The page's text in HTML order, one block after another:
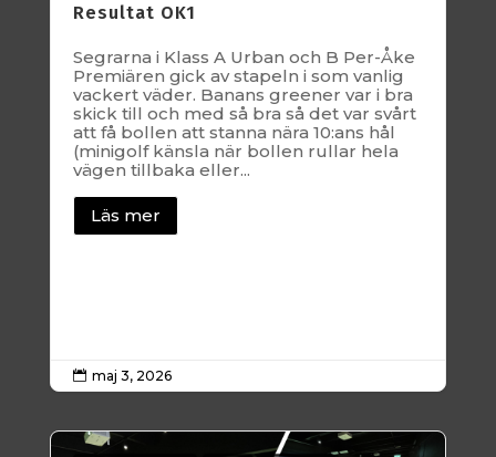
Resultat OK1
Segrarna i Klass A Urban och B Per-Åke
Premiären gick av stapeln i som vanlig
vackert väder. Banans greener var i bra
skick till och med så bra så det var svårt
att få bollen att stanna nära 10:ans hål
(minigolf känsla när bollen rullar hela
vägen tillbaka eller...
Läs mer
 maj 3, 2026